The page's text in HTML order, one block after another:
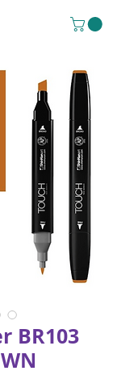
BR103